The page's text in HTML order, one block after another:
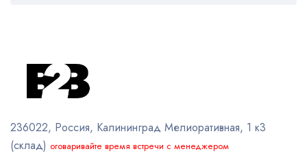
236022, Россия, Калининград Мелиоративная, 1 к3
(склад) оговаривайте время встречи с менеджером